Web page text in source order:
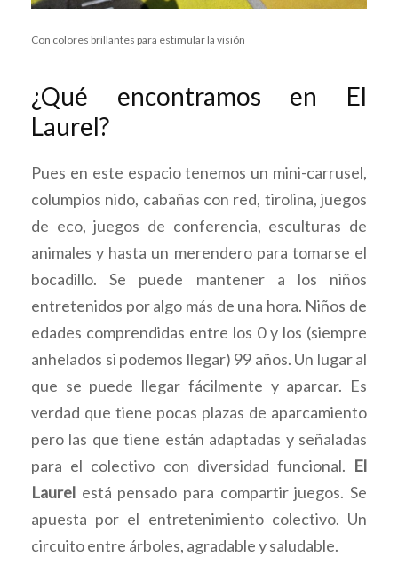
Con colores brillantes para estimular la visión
¿Qué encontramos en El
Laurel?
Pues en este espacio tenemos un mini-carrusel,
columpios nido, cabañas con red, tirolina, juegos
de eco, juegos de conferencia, esculturas de
animales y hasta un merendero para tomarse el
bocadillo. Se puede mantener a los niños
entretenidos por algo más de una hora. Niños de
edades comprendidas entre los 0 y los (siempre
anhelados si podemos llegar) 99 años. Un lugar al
que se puede llegar fácilmente y aparcar. Es
verdad que tiene pocas plazas de aparcamiento
pero las que tiene están adaptadas y señaladas
para el colectivo con diversidad funcional. El
Laurel está pensado para compartir juegos. Se
apuesta por el entretenimiento colectivo. Un
circuito entre árboles, agradable y saludable.